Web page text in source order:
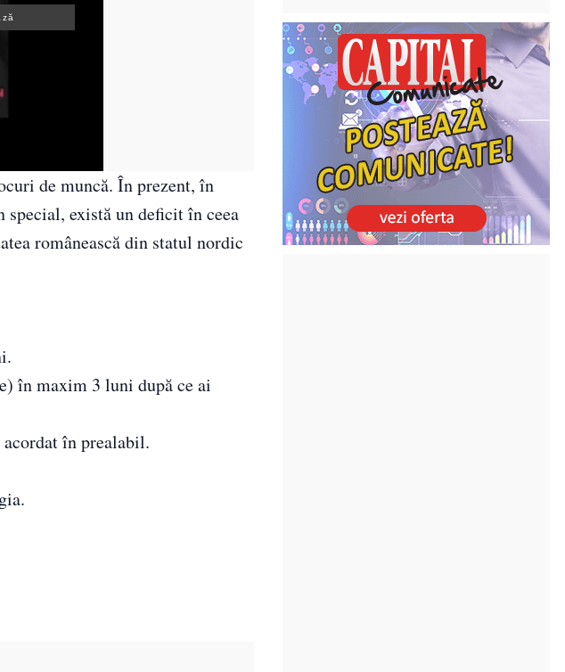
de muncă. În prezent, în
există un deficit în ceea
românească din statul nordic
în maxim 3 luni după ce ai
în prealabil.